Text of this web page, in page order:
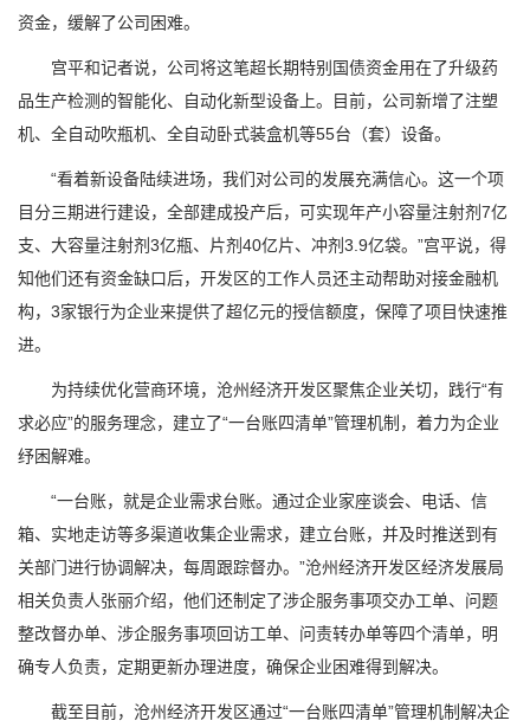
资金，缓解了公司困难。
宫平和记者说，公司将这笔超长期特别国债资金用在了升级药
品生产检测的智能化、自动化新型设备上。目前，公司新增了注塑
机、全自动吹瓶机、全自动卧式装盒机等55台（套）设备。
“看着新设备陆续进场，我们对公司的发展充满信心。这一个项
目分三期进行建设，全部建成投产后，可实现年产小容量注射剂7亿
支、大容量注射剂3亿瓶、片剂40亿片、冲剂3.9亿袋。”宫平说，得
知他们还有资金缺口后，开发区的工作人员还主动帮助对接金融机
构，3家银行为企业来提供了超亿元的授信额度，保障了项目快速推
进。
为持续优化营商环境，沧州经济开发区聚焦企业关切，践行“有
求必应”的服务理念，建立了“一台账四清单”管理机制，着力为企业
纾困解难。
“一台账，就是企业需求台账。通过企业家座谈会、电话、信
箱、实地走访等多渠道收集企业需求，建立台账，并及时推送到有
关部门进行协调解决，每周跟踪督办。”沧州经济开发区经济发展局
相关负责人张丽介绍，他们还制定了涉企服务事项交办工单、问题
整改督办单、涉企服务事项回访工单、问责转办单等四个清单，明
确专人负责，定期更新办理进度，确保企业困难得到解决。
截至目前，沧州经济开发区通过“一台账四清单”管理机制解决企